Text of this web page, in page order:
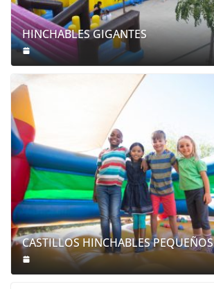
HINCHABLES GIGANTES
CASTILLOS HINCHABLES PEQUEÑOS